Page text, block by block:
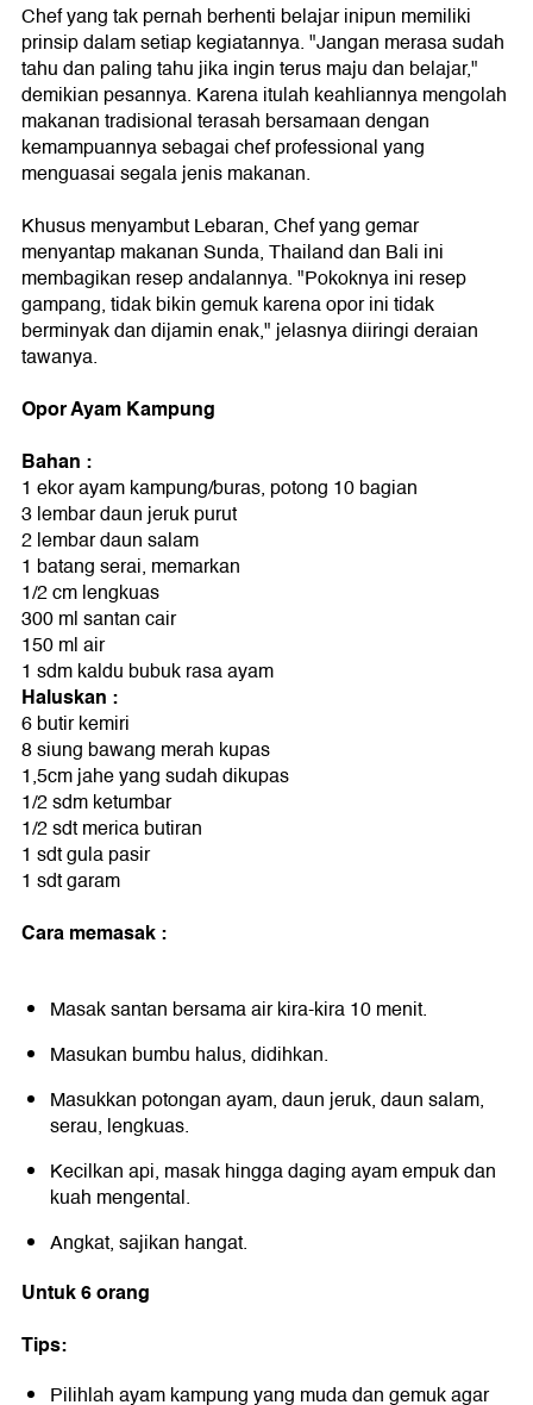
Chef yang tak pernah berhenti belajar inipun memiliki
prinsip dalam setiap kegiatannya. "Jangan merasa sudah
tahu dan paling tahu jika ingin terus maju dan belajar,"
demikian pesannya. Karena itulah keahliannya mengolah
makanan tradisional terasah bersamaan dengan
kemampuannya sebagai chef professional yang
menguasai segala jenis makanan.
Khusus menyambut Lebaran, Chef yang gemar
menyantap makanan Sunda, Thailand dan Bali ini
membagikan resep andalannya. "Pokoknya ini resep
gampang, tidak bikin gemuk karena opor ini tidak
berminyak dan dijamin enak," jelasnya diiringi deraian
tawanya.
Opor Ayam Kampung
Bahan :
1 ekor ayam kampung/buras, potong 10 bagian
3 lembar daun jeruk purut
2 lembar daun salam
1 batang serai, memarkan
1/2 cm lengkuas
300 ml santan cair
150 ml air
1 sdm kaldu bubuk rasa ayam
Haluskan :
6 butir kemiri
8 siung bawang merah kupas
1,5cm jahe yang sudah dikupas
1/2 sdm ketumbar
1/2 sdt merica butiran
1 sdt gula pasir
1 sdt garam
Cara memasak :
Masak santan bersama air kira-kira 10 menit.
Masukan bumbu halus, didihkan.
Masukkan potongan ayam, daun jeruk, daun salam,
serau, lengkuas.
Kecilkan api, masak hingga daging ayam empuk dan
kuah mengental.
Angkat, sajikan hangat.
Untuk 6 orang
Tips:
Pilihlah ayam kampung yang muda dan gemuk agar